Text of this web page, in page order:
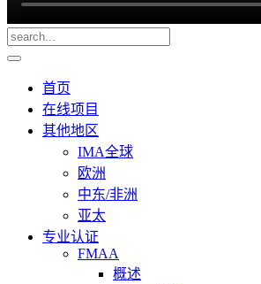
首页
在线项目
其他地区
IMA全球
欧洲
中东/非洲
亚太
专业认证
FMAA
概述